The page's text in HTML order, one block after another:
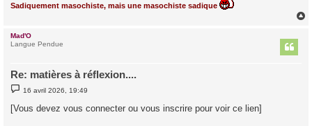
Sadiquement masochiste, mais une masochiste sadique
Mad'O
Langue Pendue
Re: matières à réflexion....
M
e
s
16 avril 2026, 19:49
[Vous devez vous connecter ou vous inscrire pour voir ce lien]